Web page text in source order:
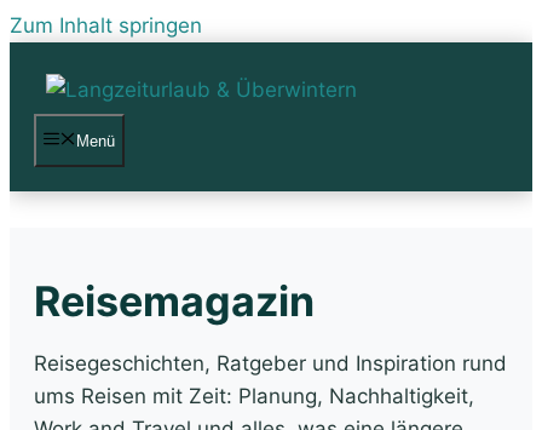
Zum Inhalt springen
Menü
Reisemagazin
Reisegeschichten, Ratgeber und Inspiration rund
ums Reisen mit Zeit: Planung, Nachhaltigkeit,